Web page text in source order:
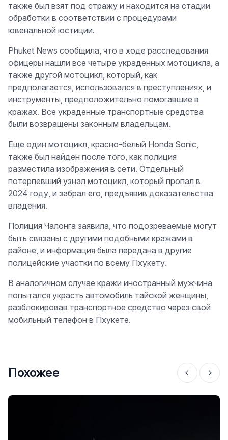
также был взят под стражу и находится на стадии
обработки в соответствии с процедурами
ювенальной юстиции.
Phuket News сообщила, что в ходе расследования
офицеры нашли все четыре украденных мотоцикла, а
также другой мотоцикл, который, как
предполагается, использовался в преступлениях, и
инструменты, предположительно помогавшие в
кражах. Все украденные транспортные средства
были возвращены законным владельцам.
Еще один мотоцикл, красно-белый Honda Sonic,
также был найден после того, как полиция
разместила изображения в сети. Отдельный
потерпевший узнал мотоцикл, который пропал в
2024 году, и забрал его, предъявив доказательства
владения.
Полиция Чалонга заявила, что подозреваемые могут
быть связаны с другими подобными кражами в
районе, и информация была передана в другие
полицейские участки по всему Пхукету.
В аналогичном случае кражи иностранный мужчина
попытался украсть автомобиль тайской женщины,
разблокировав транспортное средство через свой
мобильный телефон в Пхукете.
Похожее